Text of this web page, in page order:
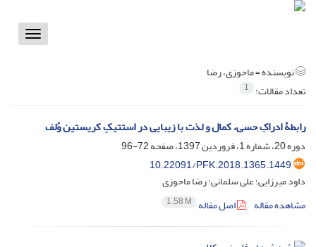
Toggle
نویسنده =ماحوزی، رضا
تعداد مقالات: 1
رابطۀ ادراکِ حسی، کمال و لذت با زیبایی در استتیکِ کریستین وُلف
دوره 20، شماره 1، فروردین 1397، صفحه
72-96
10.22091/PFK.2018.1365.1449
داود میرزایی؛ علی سلمانی؛ رضا ماحوزی
مشاهده مقاله
اصل مقاله 1.58 M